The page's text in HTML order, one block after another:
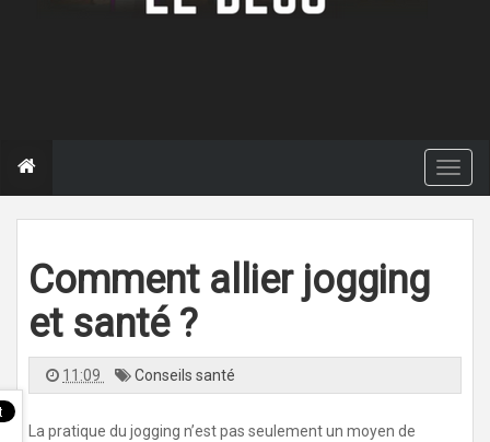
T
o
g
l
Comment allier jogging
et santé ?
11:09 Conseils santé
La pratique du jogging n’est pas seulement un moyen de